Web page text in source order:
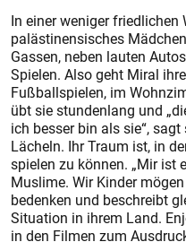
In einer weniger
palästinensisches
Gassen, neben lauten
Spielen. Also geht Miral
Fußballspielen, im
übt sie stundenlang und
ich besser bin als sie“,
Lächeln. Ihr Traum ist, in
spielen zu können. „Mir ist
Muslime. Wir Kinder
bedenken und beschreibt
Situation in ihrem Land.
in den Filmen zum